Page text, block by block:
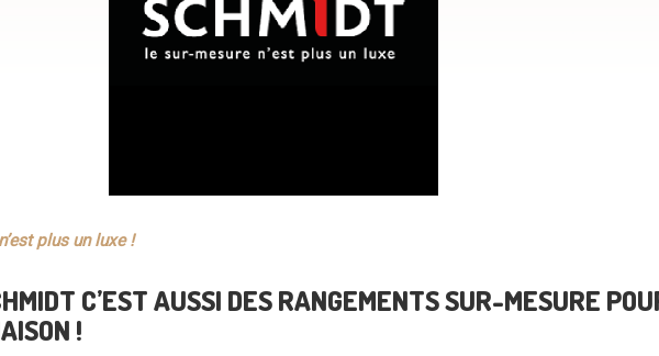
plus un luxe !
C’EST AUSSI DES RANGEMENTS SUR-MESURE
!